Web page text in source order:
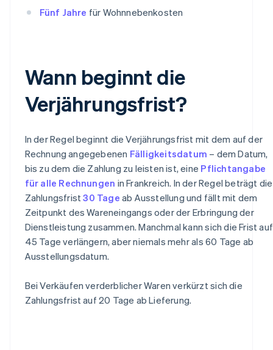
Fünf Jahre für Wohnnebenkosten
Wann beginnt die
Verjährungsfrist?
In der Regel beginnt die Verjährungsfrist mit dem auf der
Rechnung angegebenen Fälligkeitsdatum – dem Datum,
bis zu dem die Zahlung zu leisten ist, eine Pflichtangabe
für alle Rechnungen in Frankreich. In der Regel beträgt die
Zahlungsfrist30 Tage ab Ausstellung und fällt mit dem
Zeitpunkt des Wareneingangs oder der Erbringung der
Dienstleistung zusammen. Manchmal kann sich die Frist auf
45 Tage verlängern, aber niemals mehr als 60 Tage ab
Ausstellungsdatum.
Bei Verkäufen verderblicher Waren verkürzt sich die
Zahlungsfrist auf 20 Tage ab Lieferung.